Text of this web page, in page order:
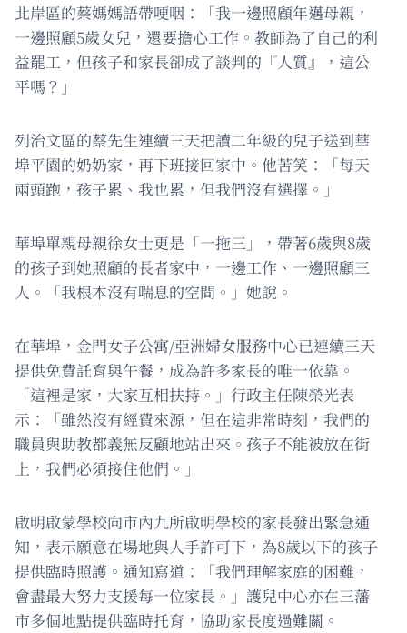
北岸區的蔡媽媽語帶哽咽：「我一邊照顧年邁母親，
一邊照顧5歲女兒，還要擔心工作。教師為了自己的利
益罷工，但孩子和家長卻成了談判的『人質』，這公
平嗎？」
列治文區的蔡先生連續三天把讀二年級的兒子送到華
埠平園的奶奶家，再下班接回家中。他苦笑：「每天
兩頭跑，孩子累、我也累，但我們沒有選擇。」
華埠單親母親徐女士更是「一拖三」，帶著6歲與8歲
的孩子到她照顧的長者家中，一邊工作、一邊照顧三
人。「我根本沒有喘息的空間。」她說。
在華埠，金門女子公寓/亞洲婦女服務中心已連續三天
提供免費託育與午餐，成為許多家長的唯一依靠。
「這裡是家，大家互相扶持。」行政主任陳榮光表
示：「雖然沒有經費來源，但在這非常時刻，我們的
職員與助教都義無反顧地站出來。孩子不能被放在街
上，我們必須接住他們。」
啟明啟蒙學校向市內九所啟明學校的家長發出緊急通
知，表示願意在場地與人手許可下，為8歲以下的孩子
提供臨時照護。通知寫道：「我們理解家庭的困難，
會盡最大努力支援每一位家長。」護兒中心亦在三藩
市多個地點提供臨時托育，協助家長度過難關。